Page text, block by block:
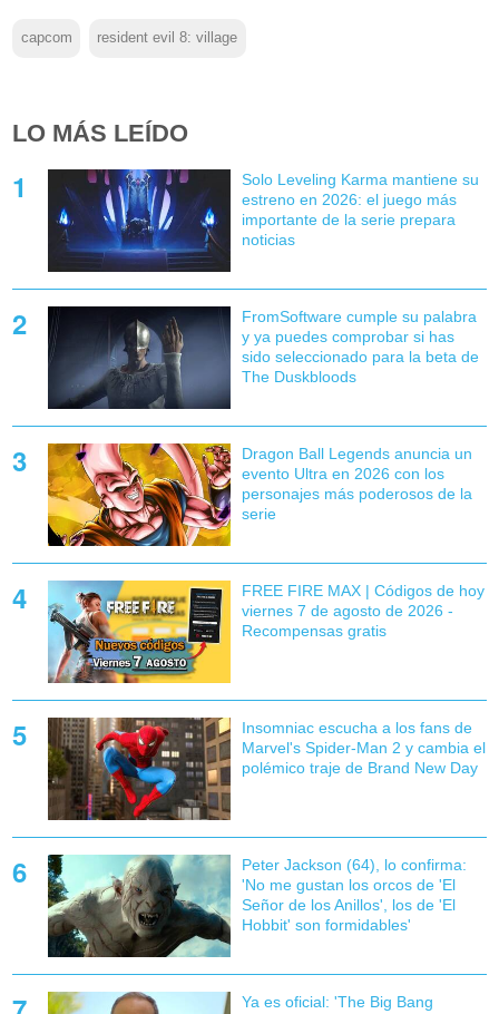
capcom resident evil 8: village
LO MÁS LEÍDO
Solo Leveling Karma mantiene su
estreno en 2026: el juego más
importante de la serie prepara
noticias
FromSoftware cumple su palabra
y ya puedes comprobar si has
sido seleccionado para la beta de
The Duskbloods
Dragon Ball Legends anuncia un
evento Ultra en 2026 con los
personajes más poderosos de la
serie
FREE FIRE MAX | Códigos de hoy
viernes 7 de agosto de 2026 -
Recompensas gratis
Insomniac escucha a los fans de
Marvel's Spider-Man 2 y cambia el
polémico traje de Brand New Day
Peter Jackson (64), lo confirma:
'No me gustan los orcos de 'El
Señor de los Anillos', los de 'El
Hobbit' son formidables'
Ya es oficial: 'The Big Bang